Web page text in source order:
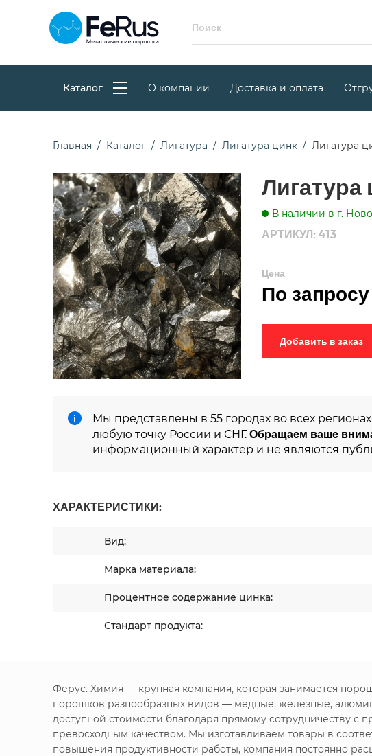
Каталог О компании Доставка и оплата
Главная Каталог Лигатура Лигатура цинк Лигатура
В наличии в г.
АРТИКУЛ: 413
Цена
По запросу
Добавить в заказ
Мы представлены в 55 городах во всех
любую точку России и СНГ. Обращаем ваше
информационный характер и не являются
ХАРАКТЕРИСТИКИ:
Вид:
Марка материала:
Процентное содержание цинка:
Стандарт продукта:
Ферус. Химия — крупная компания, которая занимается
порошков разнообразных видов — медные, железные,
доступной стоимости благодаря прямому сотрудничеству с
превосходным качеством. Мы изготавливаем товары в
повышения продуктивности работы, компания постоянно